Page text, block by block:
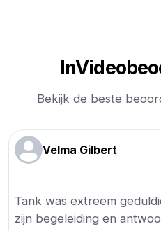
InVideo
Bekijk de beste
Velma Gilbert
Tank was extreem
zijn begeleiding en